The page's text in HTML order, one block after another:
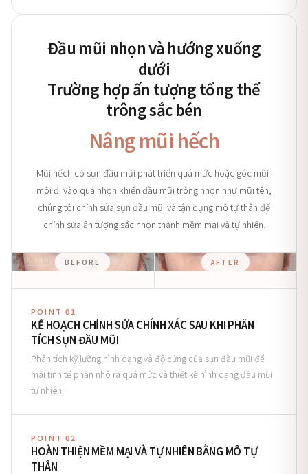
Đầu mũi nhọn và hướng xuống
dưới
Trường hợp ấn tượng tổng thể
trông sắc bén
Nâng mũi hếch
Mũi hếch có sụn đầu mũi phát triển quá mức hoặc góc mũi-
môi đi vào quá nhọn khiến đầu mũi trông nhọn như mũi tên,
chúng tôi chỉnh sửa sụn đầu mũi và tận dụng mô tự thân để
chỉnh sửa ấn tượng sắc nhọn thành mềm mại và tự nhiên.
BEFORE AFTER
POINT 01
KẾ HOẠCH CHỈNH SỬA CHÍNH XÁC SAU KHI PHÂN
TÍCH SỤN ĐẦU MŨI
Phân tích kỹ lưỡng hình dạng và độ cứng của sụn đầu mũi để
mài tinh tế phần nhô ra quá mức và thiết kế hình dạng đầu mũi
tự nhiên.
POINT 02
HOÀN THIỆN MỀM MẠI VÀ TỰ NHIÊN BẰNG MÔ TỰ
THÂN